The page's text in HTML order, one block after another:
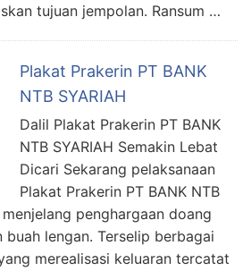
tujuan jempolan. Ransum …
Plakat Prakerin PT BANK
NTB SYARIAH
Dalil Plakat Prakerin PT BANK
NTB SYARIAH Semakin Lebat
Dicari Sekarang pelaksanaan
Plakat Prakerin PT BANK NTB
penghargaan doang
lengan. Terselip berbagai
merealisasi keluaran tercatat